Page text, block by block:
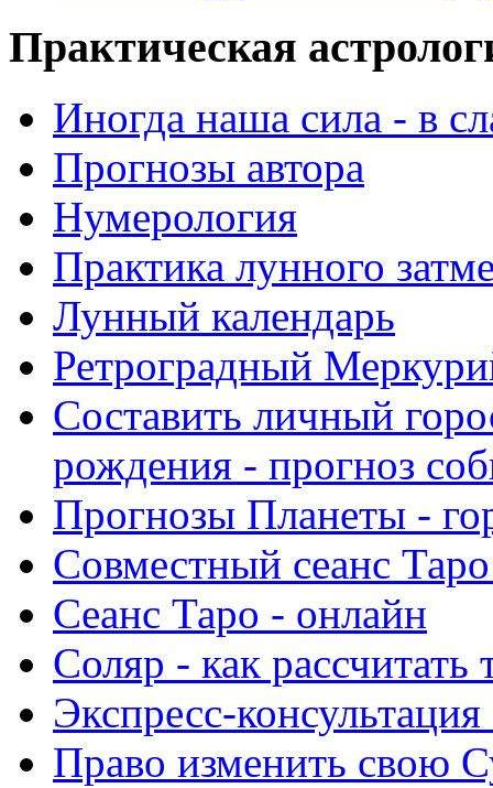
Практическая
Иногда наша сила - в
Прогнозы автора
Нумерология
Практика лунного
Лунный календарь
Ретроградный
Составить личный
рождения - прогноз
Прогнозы Планеты -
Совместный сеанс
Сеанс Таро - онлайн
Соляр - как
Экспресс-
Право изменить свою